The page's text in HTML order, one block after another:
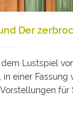
Der
Lustspiel
in einer
für